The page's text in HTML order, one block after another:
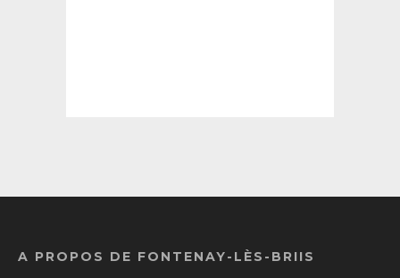
A PROPOS DE FONTENAY-LÈS-BRIIS